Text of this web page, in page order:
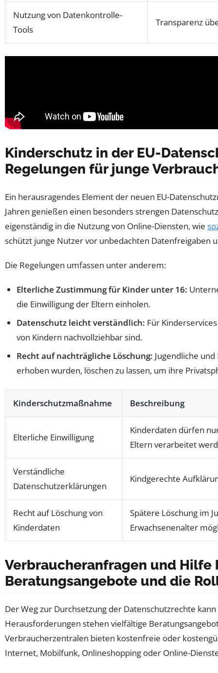
Nutzung von Datenkontrolle-
Tools
Transparenz
Kinderschutz in der EU-
Regelungen für junge
Ein herausragendes Element der neuen EU-
Jahren genießen einen besonders strengen
eigenständig in die Nutzung von Online-Diensten, wie
schützt junge Nutzer vor unbedachten Datenfreigaben
Die Regelungen umfassen unter anderem:
Elterliche Zustimmung für Kinder unter 16:
die Einwilligung der Eltern einholen.
Datenschutz leicht verständlich: Für
von Kindern nachvollziehbar sind.
Recht auf nachträgliche Löschung: Jugendliche
erhoben wurden, löschen zu lassen, um ihre
Kinderschutzmaßnahme Beschreibung
Elterliche Einwilligung
Kinderdaten dürfen
Eltern verarbeitet
Verständliche
Datenschutzerklärungen
Kindgerechte
Recht auf Löschung von
Kinderdaten
Spätere Löschung im
Erwachsenenalter
Verbraucheranfragen und
Beratungsangebote und die
Der Weg zur Durchsetzung der Datenschutzrechte
Herausforderungen stehen vielfältige
Verbraucherzentralen bieten kostenfreie oder
Internet, Mobilfunk, Onlineshopping oder Online-